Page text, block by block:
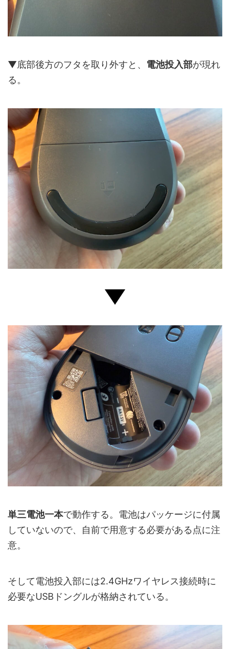
▼底部後方のフタを取り外すと、 電池投入部が現れ
る。
単三電池一本で動作する。電池はパッケージに付属
していないので、自前で用意する必要がある点に注
意。
そして電池投入部には2.4GHzワイヤレス接続時に
必要なUSBドングルが格納されている。